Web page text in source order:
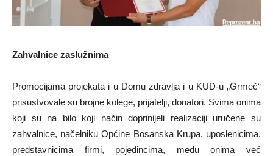
Zahvalnice zaslužnima
Promocijama projekata i u Domu zdravlja i u KUD-u „Grmeč“
prisustvovale su brojne kolege, prijatelji, donatori. Svima onima
koji su na bilo koji način doprinijeli realizaciji uručene su
zahvalnice, načelniku Općine Bosanska Krupa, uposlenicima,
predstavnicima firmi, pojedincima, među onima već